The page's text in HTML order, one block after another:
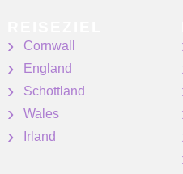
Cornwall
England
Schottland
Wales
Irland